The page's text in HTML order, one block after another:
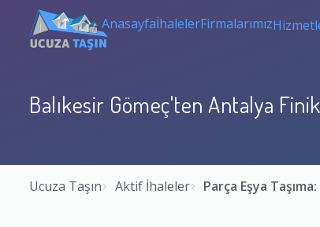
AnasayfaİhalelerFirmalarımız
Balıkesir Gömeç'ten Antalya
Ucuza Taşın Aktif İhaleler Parça Eşya